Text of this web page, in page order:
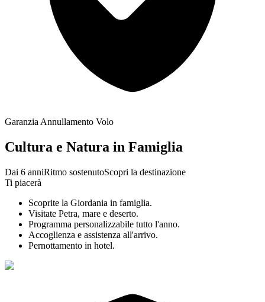
Garanzia Annullamento Volo
Cultura e Natura in Famiglia
Dai 6 anniRitmo sostenutoScopri la destinazione
Ti piacerà
Scoprite la Giordania in famiglia.
Visitate Petra, mare e deserto.
Programma personalizzabile tutto l'anno.
Accoglienza e assistenza all'arrivo.
Pernottamento in hotel.